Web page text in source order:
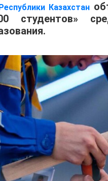
Казахстан